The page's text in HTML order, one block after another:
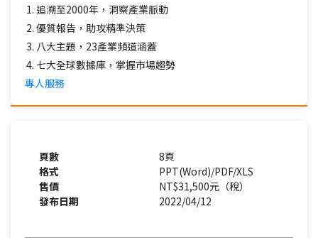
追溯至2000年，洞察產業脈動
優質報告，助攻精準決策
八大主題，23產業頻道涵蓋
七大全球數據庫，掌握市場趨勢
專人服務
頁數
8頁
格式
PPT(Word)/PDF/XLS
售價
NT$31,500元（稅）
發布日期
2022/04/12